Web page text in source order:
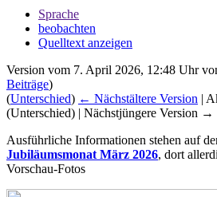
Sprache
beobachten
Quelltext anzeigen
Version vom 7. April 2026, 12:48 Uhr
Beiträge)
(Unterschied) ← Nächstältere Version |
(Unterschied) | Nächstjüngere Version →
Ausführliche Informationen stehen auf
Jubiläumsmonat März 2026, dort
Vorschau-Fotos